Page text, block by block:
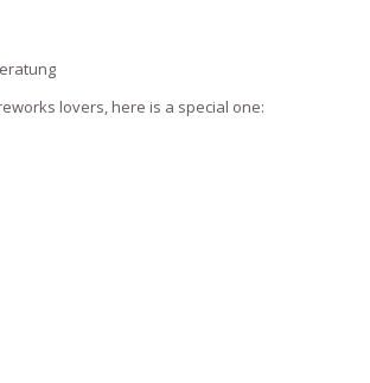
lovers, here is a special one: